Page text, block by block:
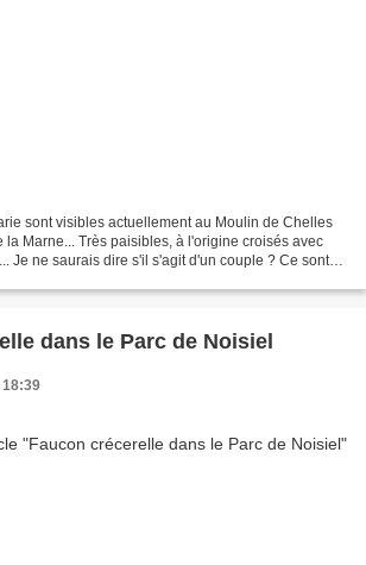
sont visibles actuellement au Moulin de Chelles
la Marne... Très paisibles, à l'origine croisés avec
Je ne saurais dire s'il s'agit d'un couple ? Ce sont
dans le Parc de Noisiel
18:39